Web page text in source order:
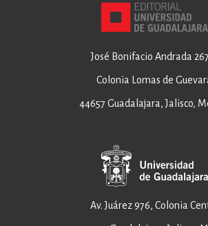
José Bonifacio Andrada
Colonia Lomas de
44657 Guadalajara, Jalisco,
Av. Juárez 976, Colonia